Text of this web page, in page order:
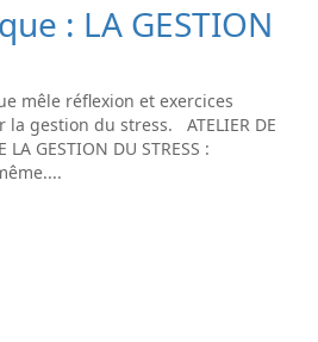
: LA GESTION
mêle réflexion et exercices
gestion du stress. ATELIER DE
LA GESTION DU STRESS :